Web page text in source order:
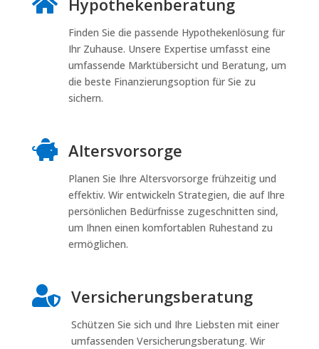
Finden Sie die passende Hypothekenlösung für
Ihr Zuhause. Unsere Expertise umfasst eine
umfassende Marktübersicht und Beratung, um
die beste Finanzierungsoption für Sie zu
sichern.
 Altersvorsorge
Planen Sie Ihre Altersvorsorge frühzeitig und
effektiv. Wir entwickeln Strategien, die auf Ihre
persönlichen Bedürfnisse zugeschnitten sind,
um Ihnen einen komfortablen Ruhestand zu
ermöglichen.
 Versicherungsberatung
Schützen Sie sich und Ihre Liebsten mit einer
umfassenden Versicherungsberatung. Wir